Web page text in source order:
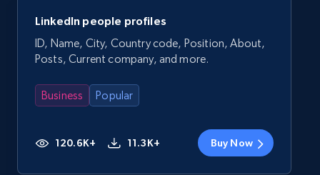
LinkedIn people profiles
ID, Name, City, Country code, Position, About,
Posts, Current company, and more.
Business Popular
120.6K+ 11.3K+ Buy Now